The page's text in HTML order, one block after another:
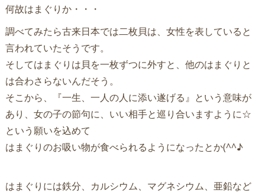
何故はまぐりか・・・
調べてみたら古来日本では二枚貝は、女性を表していると
言われていたそうです。
そしてはまぐりは貝を一枚ずつに外すと、他のはまぐりと
は合わさらないんだそう。
そこから、『一生、一人の人に添い遂げる』という意味が
あり、女の子の節句に、いい相手と巡り合いますように☆
という願いを込めて
はまぐりのお吸い物が食べられるようになったとか(^^♪
はまぐりには鉄分、カルシウム、マグネシウム、亜鉛など